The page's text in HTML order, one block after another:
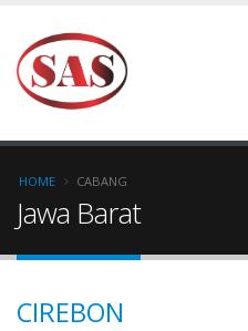
HOME CABANG
Jawa Barat
CIREBON